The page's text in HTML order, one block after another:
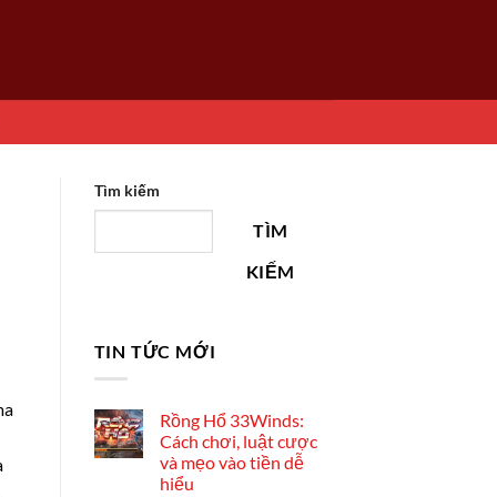
Tìm kiếm
TÌM
KIẾM
TIN TỨC MỚI
Rồng Hổ 33Winds:
Cách chơi, luật cược
và mẹo vào tiền dễ
hiểu